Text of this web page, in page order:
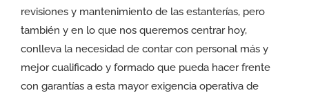
revisiones y mantenimiento de las estanterías, pero
también y en lo que nos queremos centrar hoy,
conlleva la necesidad de contar con personal más y
mejor cualificado y formado que pueda hacer frente
con garantías a esta mayor exigencia operativa de